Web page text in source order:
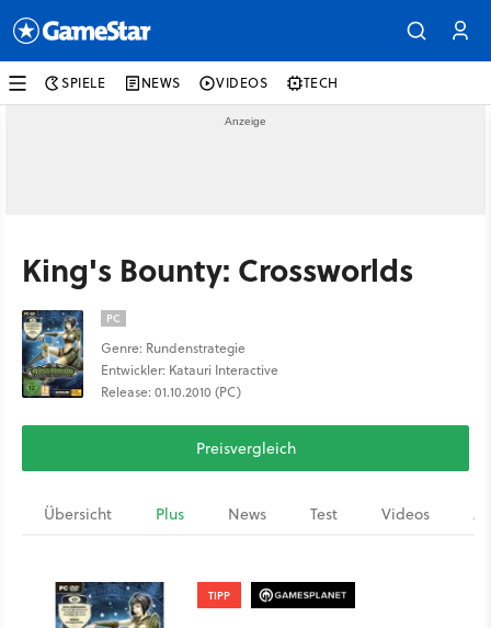
SPIELE NEWS VIDEOS TECH
King's Bounty: Crossworlds
PC
Genre: Rundenstrategie
Entwickler: Katauri Interactive
Release: 01.10.2010 (PC)
Preisvergleich
Übersicht Plus News Test Videos
TIPP